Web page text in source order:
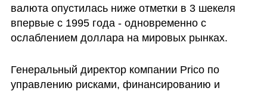
валюта опустилась ниже отметки в 3 шекеля
впервые с 1995 года - одновременно с
ослаблением доллара на мировых рынках.
Генеральный директор компании Prico по
управлению рисками, финансированию и